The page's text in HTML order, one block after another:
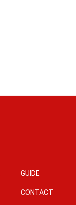
GUIDE
CONTACT